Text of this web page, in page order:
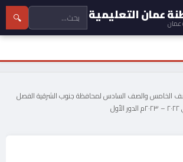
عمان التعليمية 🔍
للصف الخامس والصف السادس لمحافظة جنوب الشرقية الفصل